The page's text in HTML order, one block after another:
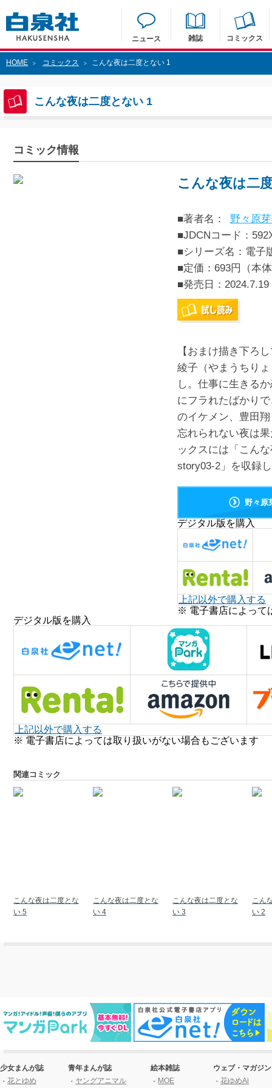
ニュース 雑誌 コミックス
HOME > コミックス > こんな夜は二度とない 1
こんな夜は二度とない 1
コミック情報
こんな夜は二
■著者名：
野々原
■JDCNコード：
■シリーズ名：電子
■定価：693円（本
■発売日： 2024.7.19
【おまけ描き下ろ
綾子（やまうちり
し。仕事に生きる
にフラれたばかり
のイケメン、豊田
忘れられない夜は
ックスには「こん
story03-2」を収録
野々原
デジタル版を購入
上記以外で購入する
※ 電子書店によって
デジタル版を購入
上記以外で購入する
※ 電子書店によっては取り扱いがない場合もございます
関連コミック
こんな夜は二度とな
い 5
こんな夜は二度とな
い 4
こんな夜は二度とな
い 3
こん
い 2
少女まんが誌
花とゆめ
青年まんが誌
ヤングアニマル
絵本雑誌
MOE
ウェブ・マガジン
花ゆめAi